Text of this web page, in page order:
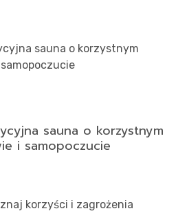
sauna o korzystnym
i samopoczucie